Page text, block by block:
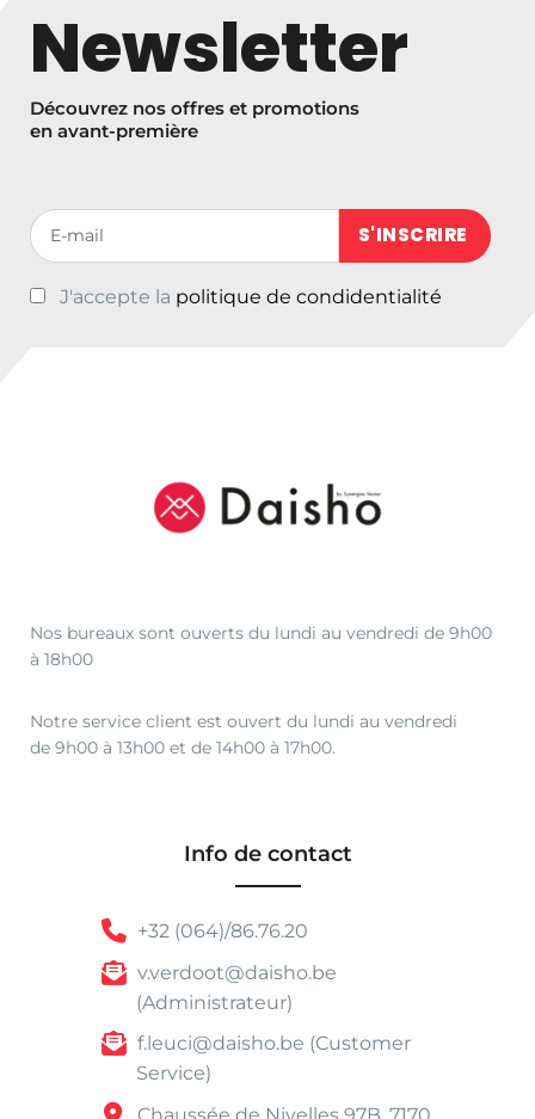
Newsletter
Découvrez nos offres et promotions
en avant-première
Votre adresse de messagerie (obligatoire)
J'accepte la politique de condidentialité
Nos bureaux sont ouverts du lundi au vendredi de 9h00
à 18h00
Notre service client est ouvert du lundi au vendredi
de 9h00 à 13h00 et de 14h00 à 17h00.
Info de contact
+32 (064)/86.76.20
v.verdoot@daisho.be
(Administrateur)
f.leuci@daisho.be (Customer
Service)